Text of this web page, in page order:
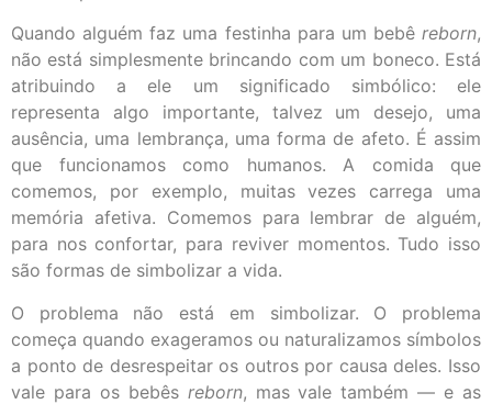
Quando alguém faz uma festinha para um bebê reborn,
não está simplesmente brincando com um boneco. Está
atribuindo a ele um significado simbólico: ele
representa algo importante, talvez um desejo, uma
ausência, uma lembrança, uma forma de afeto. É assim
que funcionamos como humanos. A comida que
comemos, por exemplo, muitas vezes carrega uma
memória afetiva. Comemos para lembrar de alguém,
para nos confortar, para reviver momentos. Tudo isso
são formas de simbolizar a vida.
O problema não está em simbolizar. O problema
começa quando exageramos ou naturalizamos símbolos
a ponto de desrespeitar os outros por causa deles. Isso
vale para os bebês reborn, mas vale também — e as